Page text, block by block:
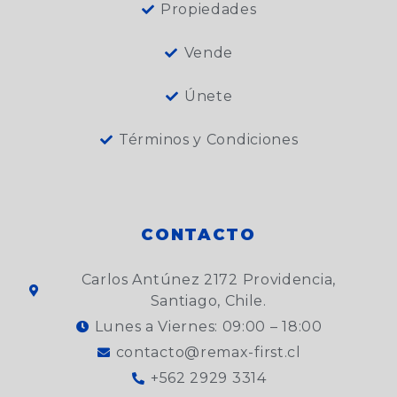
Propiedades
Vende
Únete
Términos y Condiciones
CONTACTO
Carlos Antúnez 2172 Providencia,
Santiago, Chile.
Lunes a Viernes: 09:00 – 18:00
contacto@remax-first.cl
+562 2929 3314